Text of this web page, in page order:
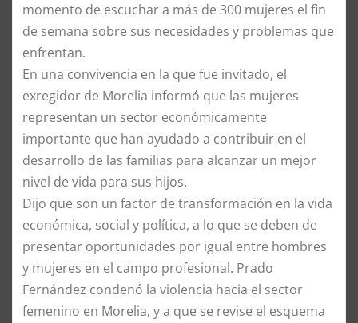
momento de escuchar a más de 300 mujeres el fin
de semana sobre sus necesidades y problemas que
enfrentan.
En una convivencia en la que fue invitado, el
exregidor de Morelia informó que las mujeres
representan un sector económicamente
importante que han ayudado a contribuir en el
desarrollo de las familias para alcanzar un mejor
nivel de vida para sus hijos.
Dijo que son un factor de transformación en la vida
económica, social y política, a lo que se deben de
presentar oportunidades por igual entre hombres
y mujeres en el campo profesional. Prado
Fernández condenó la violencia hacia el sector
femenino en Morelia, y a que se revise el esquema